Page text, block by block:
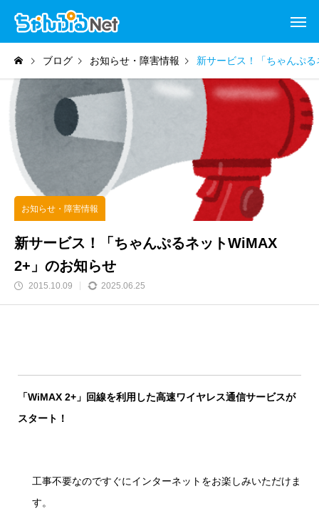
ブログ お知らせ・障害情報 新サービス！「ちゃんぷ
お知らせ・障害情報
新サービス！「ちゃんぷるネットWiMAX
2+」のお知らせ
2015.10.09 2025.06.25
「WiMAX 2+」回線を利用した高速ワイヤレス通信サービスが
スタート！
工事不要なのですぐにインターネットをお楽しみいただけま
す。